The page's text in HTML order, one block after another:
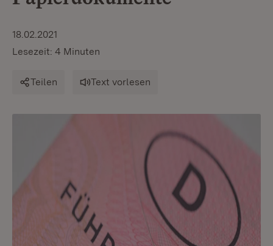
18.02.2021
Lesezeit: 4 Minuten
Teilen Text vorlesen